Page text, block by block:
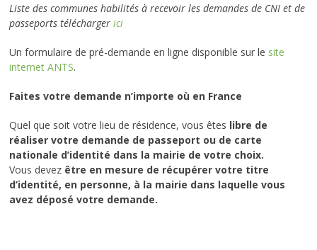
Liste des communes habilités à recevoir les demandes de CNI et de
passeports téléchargerici
Un formulaire de pré-demande en ligne disponible sur le site
internet ANTS.
Faites votre demande n’importe où en France
Quel que soit votre lieu de résidence, vous êtes libre de
réaliser votre demande de passeport ou de carte
nationale d’identité dans la mairie de votre choix.
Vous devez être en mesure de récupérer votre titre
d’identité, en personne, à la mairie dans laquelle vous
avez déposé votre demande.